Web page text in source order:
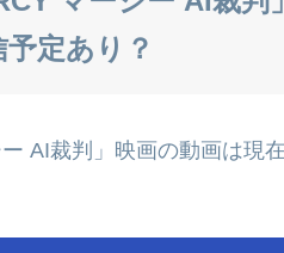
定あり？
ー AI裁判」映画の動画は現